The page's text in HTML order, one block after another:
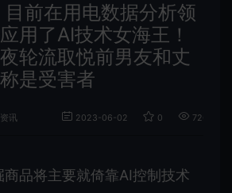
前在用电数据分析领
用了AI技术女海王！
轮流取悦前男友和丈
是受害者
讯 2023-06-02 0 726
商品将主要就倚靠AI控制技术